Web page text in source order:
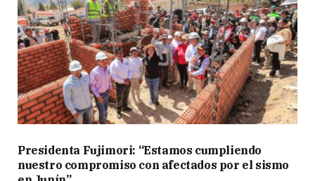
Presidenta Fujimori: “Estamos cumpliendo
nuestro compromiso con afectados por el sismo